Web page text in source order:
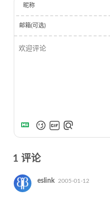
昵称
邮箱(可选)
1 评论
eslink 2005-01-12